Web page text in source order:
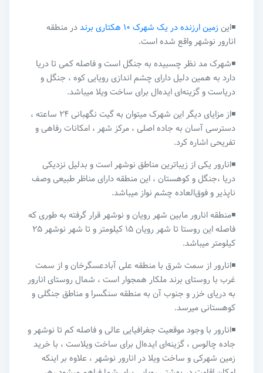
◾️اینزمین ارزنده در یک شهرک ۱۰ هکتاری برند
در منطقه
انارور نوشهر واقع شده است.
◾️شهرک مد نظر چسبیده به جنگل است و فاصله کمی تا دریا
دارد به همین دلیل دارای چشم اندازی رویایی کوه ، جنگل و
دریاست و گزینه‌ای ایده‌ال برای ساخت ویلا میباشد.
◾️از مزایای دیگر این شهرک میتوان به گیت نگهبانی ۲۴ ساعته ،
دسترسی آسان به جاده اصلی ، مرکز شهر ، امکانات رفاهی و
تفریحی اشاره کرد.
◾️انارور یکی از زیباترین مناطق نوشهر است و بدلیل نزدیکی
دریا ،جنگل و‌ کوهستان ، این منطقه دارای مناظر طبیعی وصف
ناپذیر و فوق‌العاده چشم نواز میباشد.
◾️منطقه انارور مابین شهر رویان و نوشهر قرار گرفته به طوری که
فاصله این روستا تا شهر رویان ۱۵ کیلومتر و تا شهر نوشهر ۲۵
کیلومتر میباشد.
◾️انارور از سمت شرق با منطقه علی آبادعسگرخان و از سمت
غرب با روستای برند ملکار همجوار است ، شمال روستای انارور
به دریای خزر و جنوب آن به منطقه سنگسرا و مناطق جنگلی و
کوهستانی میرسد.
◾️انارور با وجود موقعیت جغرافیایی عالی و فاصله کم تا نوشهر و
جاده چالوس ، گزینه‌ای ایده‌ال برای ساخت ویلاست ، با خرید
زمین شهرکی و ساخت ویلا در انارور نوشهر ، علاوه بر اینکه